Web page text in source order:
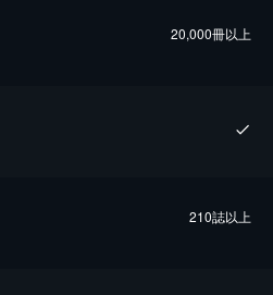
20,000冊以上
210誌以上